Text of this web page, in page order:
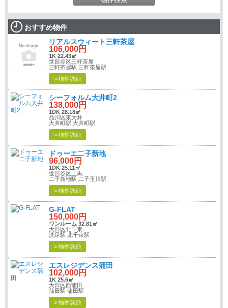
おすすめ物件
リアルスウィート三軒茶屋
106,000円
1K 22.43㎡
世田谷区三軒茶屋
三軒茶屋駅 三軒茶屋駅
» 物件詳細
シーフォルム大井町2
138,000円
1DK 28.18㎡
品川区東大井
大井町駅 大井町駅
» 物件詳細
ドゥーエ二子新地
96,000円
1DK 25.11㎡
世田谷区上馬
二子新地駅 二子玉川駅
» 物件詳細
G-FLAT
150,000円
ワンルーム 32.81㎡
大田区北千束
洗足駅 北千束駅
» 物件詳細
エスレジデンス蒲田
102,000円
1K 25.6㎡
大田区西蒲田
蒲田駅 蒲田駅
» 物件詳細